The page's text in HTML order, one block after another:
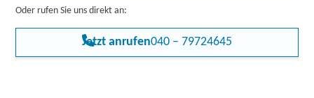
Oder rufen Sie uns direkt an:
Jetzt anrufen040 – 79724645